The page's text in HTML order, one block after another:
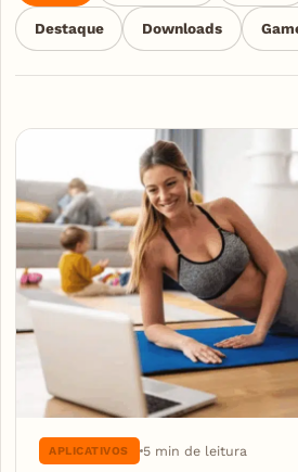
Destaque Downloads
Articles
APLICATIVOS 5 min de leitura